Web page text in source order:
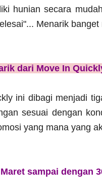
hunian secara
Menarik banget
dari Move In
ini dibagi menjadi
sesuai dengan
yang mana yang
sampai dengan